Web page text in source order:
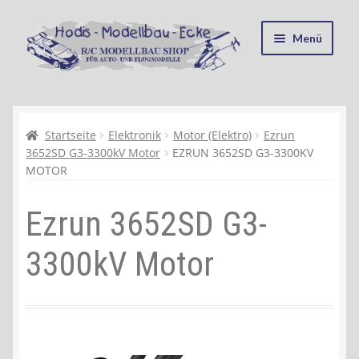
Zur
Navigation
springen
Zum
Inhalt
springen
Menü
Kasse
Mein Konto
Recycling, Entsorgung und Umwelt
Shop
Warenkorb
Startseite Elektronik Motor (Elektro)
Ezrun
3652SD G3-3300kV Motor
EZRUN 3652SD G3-3300KV
MOTOR
Ezrun 3652SD G3-
3300kV Motor